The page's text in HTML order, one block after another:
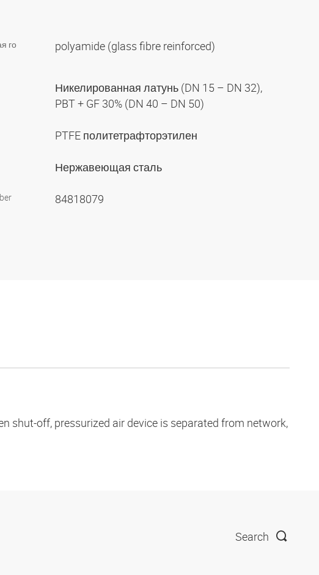
го
polyamide (glass fibre reinforced)
Никелированная латунь (DN 15 – DN 32),
PBT + GF 30% (DN 40 – DN 50)
PTFE политетрафторэтилен
Нержавеющая сталь
84818079
shut-off, pressurized air device is separated from network,
Search